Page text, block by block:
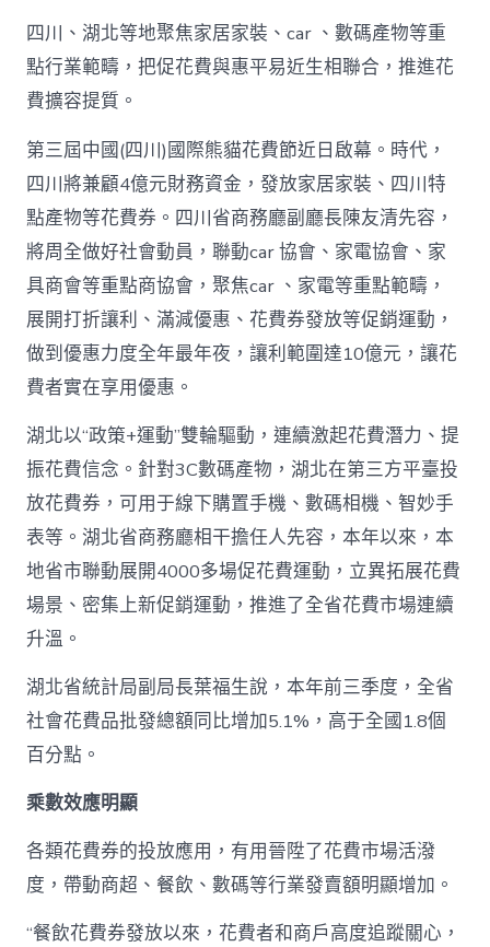
滅
花
費
_
中
國
網〉
中
四川、湖北等地聚焦家居家裝、car 、數碼產物等重
點行業範疇，把促花費與惠平易近生相聯合，推進花
費擴容提質。
第三屆中國(四川)國際熊貓花費節近日啟幕。時代，
四川將兼顧4億元財務資金，發放家居家裝、四川特
點產物等花費券。四川省商務廳副廳長陳友清先容，
將周全做好社會動員，聯動car 協會、家電協會、家
具商會等重點商協會，聚焦car 、家電等重點範疇，
展開打折讓利、滿減優惠、花費券發放等促銷運動，
做到優惠力度全年最年夜，讓利範圍達10億元，讓花
費者實在享用優惠。
湖北以“政策+運動”雙輪驅動，連續激起花費潛力、提
振花費信念。針對3C數碼產物，湖北在第三方平臺投
放花費券，可用于線下購置手機、數碼相機、智妙手
表等。湖北省商務廳相干擔任人先容，本年以來，本
地省市聯動展開4000多場促花費運動，立異拓展花費
場景、密集上新促銷運動，推進了全省花費市場連續
升溫。
湖北省統計局副局長葉福生說，本年前三季度，全省
社會花費品批發總額同比增加5.1%，高于全國1.8個
百分點。
乘數效應明顯
各類花費券的投放應用，有用晉陞了花費市場活潑
度，帶動商超、餐飲、數碼等行業發賣額明顯增加。
“餐飲花費券發放以來，花費者和商戶高度追蹤關心，